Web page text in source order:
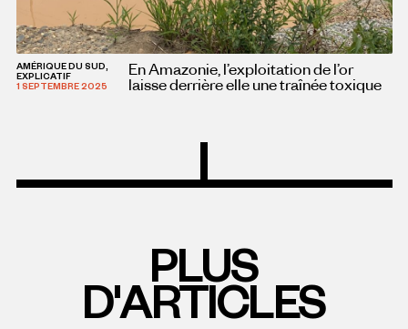
AMÉRIQUE DU SUD,
EXPLICATIF
1 SEPTEMBRE 2025
En Amazonie, l’exploitation de l’or
laisse derrière elle une traînée toxique
PLUS
D'ARTICLES